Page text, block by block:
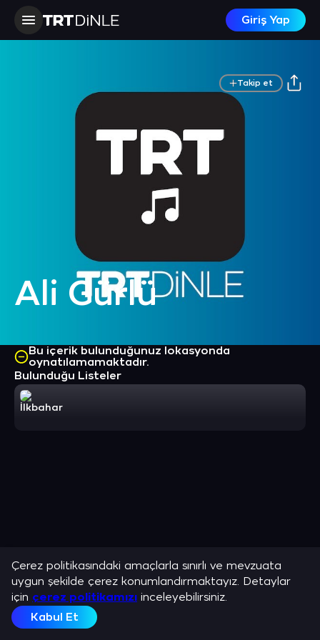
Giriş Yap
Ali Gürlü
Takip et
Bu içerik bulunduğunuz lokasyonda
oynatılamamaktadır.
Bulunduğu Listeler
İlkbahar
Çerez politikasındaki amaçlarla sınırlı ve mevzuata
uygun şekilde çerez konumlandırmaktayız. Detaylar
için çerez politikamızı inceleyebilirsiniz.
Kabul Et